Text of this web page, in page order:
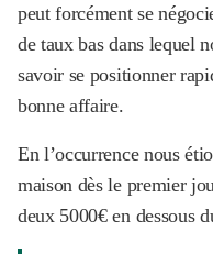
peut forcément se
de taux bas dans lequel
savoir se positionner
bonne affaire.
En l’occurrence nous
maison dès le premier
deux 5000€ en dessous